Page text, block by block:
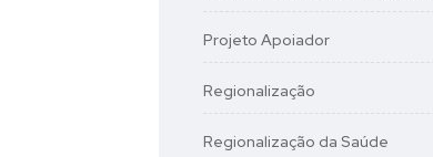
Projeto Apoiador
Regionalização
Regionalização da Saúde